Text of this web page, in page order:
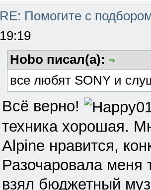
RE: Помогите с
19:19
Hobo писал(а):
все любят SONY и
Всё верно!
техника хорошая.
Alpine нравится,
Разочаровала меня
взял бюджетный